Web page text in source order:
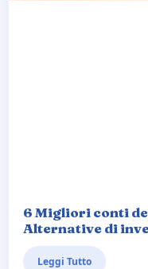
6 Migliori conti
Alternative di
Leggi Tutto